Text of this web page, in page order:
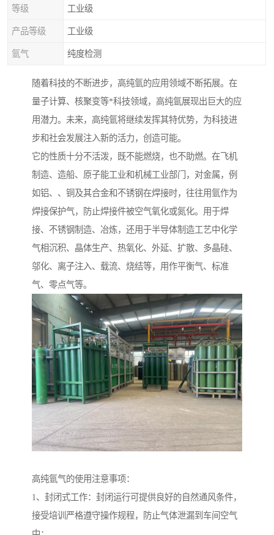
等级 工业级
产品等级 工业级
氩气 纯度检测
随着科技的不断进步，高纯氩的应用领域不断拓展。在
量子计算、核聚变等*科技领域，高纯氩展现出巨大的应
用潜力。未来，高纯氩将继续发挥其特优势，为科技进
步和社会发展注入新的活力，创造可能。
它的性质十分不活泼，既不能燃烧，也不助燃。在飞机
制造、造船、原子能工业和机械工业部门，对金属，例
如铝、、铜及其合金和不锈钢在焊接时，往往用氩作为
焊接保护气，防止焊接件被空气氧化或氮化。用于焊
接、不锈钢制造、冶炼，还用于半导体制造工艺中化学
气相沉积、晶体生产、热氧化、外延、扩散、多晶硅、
邬化、离子注入、载流、烧结等，用作平衡气、标准
气、零点气等。
高纯氩气的使用注意事项：
1、封闭式工作：封闭运行可提供良好的自然通风条件，
接受培训严格遵守操作规程，防止气体泄漏到车间空气